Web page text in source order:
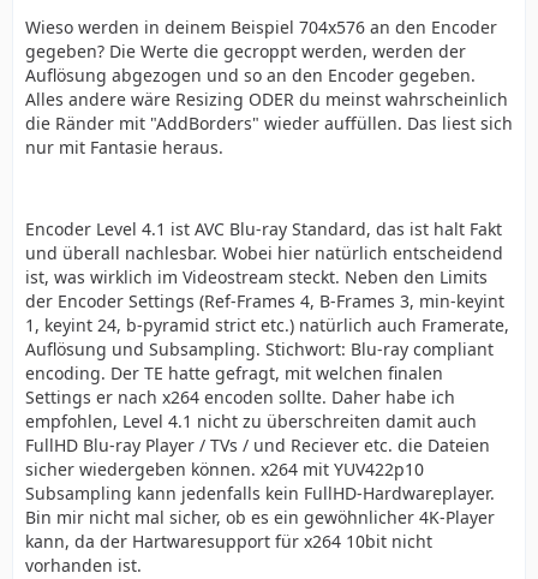
Wieso werden in deinem Beispiel 704x576 an den Encoder
gegeben? Die Werte die gecroppt werden, werden der
Auflösung abgezogen und so an den Encoder gegeben.
Alles andere wäre Resizing ODER du meinst wahrscheinlich
die Ränder mit "AddBorders" wieder auffüllen. Das liest sich
nur mit Fantasie heraus.
Encoder Level 4.1 ist AVC Blu-ray Standard, das ist halt Fakt
und überall nachlesbar. Wobei hier natürlich entscheidend
ist, was wirklich im Videostream steckt. Neben den Limits
der Encoder Settings (Ref-Frames 4, B-Frames 3, min-keyint
1, keyint 24, b-pyramid strict etc.) natürlich auch Framerate,
Auflösung und Subsampling. Stichwort: Blu-ray compliant
encoding. Der TE hatte gefragt, mit welchen finalen
Settings er nach x264 encoden sollte. Daher habe ich
empfohlen, Level 4.1 nicht zu überschreiten damit auch
FullHD Blu-ray Player / TVs / und Reciever etc. die Dateien
sicher wiedergeben können. x264 mit YUV422p10
Subsampling kann jedenfalls kein FullHD-Hardwareplayer.
Bin mir nicht mal sicher, ob es ein gewöhnlicher 4K-Player
kann, da der Hartwaresupport für x264 10bit nicht
vorhanden ist.